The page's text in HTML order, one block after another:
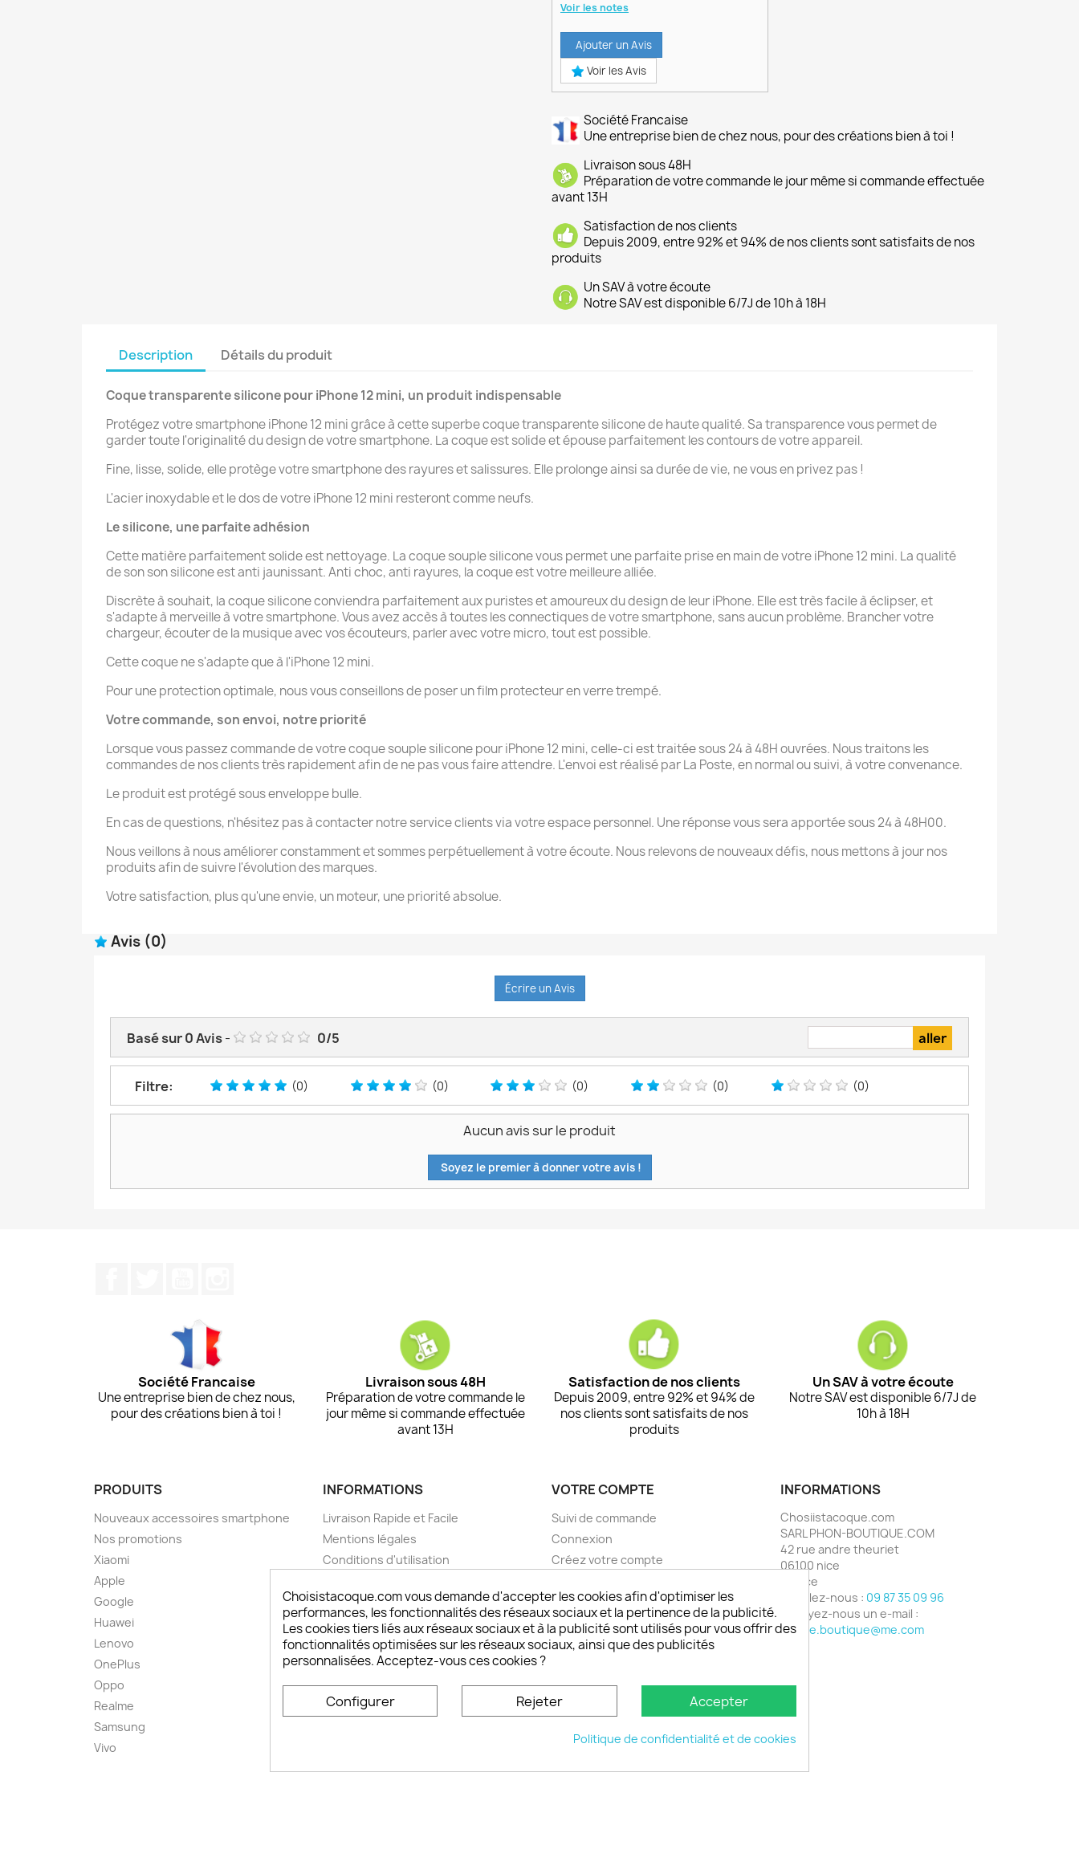
Voir les notes
Ajouter un Avis
Voir les Avis
Société Francaise
Une entreprise bien de chez nous, pour des créations bien à toi !
Livraison sous 48H
Préparation de votre commande le jour même si commande effectuée
avant 13H
Satisfaction de nos clients
Depuis 2009, entre 92% et 94% de nos clients sont satisfaits de nos
produits
Un SAV à votre écoute
Notre SAV est disponible 6/7J de 10h à 18H
Description Détails du produit
Coque transparente silicone pour iPhone 12 mini, un produit indispensable
Protégez votre smartphone iPhone 12 mini grâce à cette superbe coque transparente silicone de haute qualité. Sa transparence vous permet de
garder toute l'originalité du design de votre smartphone. La coque est solide et épouse parfaitement les contours de votre appareil.
Fine, lisse, solide, elle protège votre smartphone des rayures et salissures. Elle prolonge ainsi sa durée de vie, ne vous en privez pas !
L'acier inoxydable et le dos de votre iPhone 12 mini resteront comme neufs.
Le silicone, une parfaite adhésion
Cette matière parfaitement solide est nettoyage. La coque souple silicone vous permet une parfaite prise en main de votre iPhone 12 mini. La qualité
de son son silicone est anti jaunissant. Anti choc, anti rayures, la coque est votre meilleure alliée.
Discrète à souhait, la coque silicone conviendra parfaitement aux puristes et amoureux du design de leur iPhone. Elle est très facile à éclipser, et
s'adapte à merveille à votre smartphone. Vous avez accès à toutes les connectiques de votre smartphone, sans aucun problème. Brancher votre
chargeur, écouter de la musique avec vos écouteurs, parler avec votre micro, tout est possible.
Cette coque ne s'adapte que à l'iPhone 12 mini.
Pour une protection optimale, nous vous conseillons de poser un film protecteur en verre trempé.
Votre commande, son envoi, notre priorité
Lorsque vous passez commande de votre coque souple silicone pour iPhone 12 mini, celle-ci est traitée sous 24 à 48H ouvrées. Nous traitons les
commandes de nos clients très rapidement afin de ne pas vous faire attendre. L'envoi est réalisé par La Poste, en normal ou suivi, à votre convenance.
Le produit est protégé sous enveloppe bulle.
En cas de questions, n'hésitez pas à contacter notre service clients via votre espace personnel. Une réponse vous sera apportée sous 24 à 48H00.
Nous veillons à nous améliorer constamment et sommes perpétuellement à votre écoute. Nous relevons de nouveaux défis, nous mettons à jour nos
produits afin de suivre l'évolution des marques.
Votre satisfaction, plus qu'une envie, un moteur, une priorité absolue.
Avis (0)
Écrire un Avis
Basé sur0Avis- 0/5
Filtre: (0) (0) (0) (0) (0)
Aucun avis sur le produit
Soyez le premier à donner votre avis !
Société Francaise
Une entreprise bien de chez nous,
pour des créations bien à toi !
Livraison sous 48H
Préparation de votre commande le
jour même si commande effectuée
avant 13H
Satisfaction de nos clients
Depuis 2009, entre 92% et 94% de
nos clients sont satisfaits de nos
produits
Un SAV à votre écoute
Notre SAV est disponible 6/7J de
10h à 18H
PRODUITS
Nouveaux accessoires smartphone
Nos promotions
Xiaomi
Apple
Google
Huawei
Lenovo
OnePlus
Oppo
Realme
Samsung
Vivo
INFORMATIONS
Livraison Rapide et Facile
Mentions légales
Conditions d'utilisation
Paiement sécurisé choisistacoque
Retours et remboursements
Livraison DOM TOM et outremer
FAQ choisistacoque
Comment personnaliser son
smartphone
VOTRE COMPTE
Suivi de commande
Connexion
Créez votre compte
INFORMATIONS
Chosiistacoque.com
SARL PHON-BOUTIQUE.COM
42 rue andre theuriet
06100 nice
France
Appelez-nous : 09 87 35 09 96
Envoyez-nous un e-mail :
phone.boutique@me.com
© 2026 - choisistacoque.com
Choisistacoque.com vous demande d'accepter les cookies afin d'optimiser les
performances, les fonctionnalités des réseaux sociaux et la pertinence de la publicité.
Les cookies tiers liés aux réseaux sociaux et à la publicité sont utilisés pour vous offrir des
fonctionnalités optimisées sur les réseaux sociaux, ainsi que des publicités
personnalisées. Acceptez-vous ces cookies ?
Configurer Rejeter Accepter
Politique de confidentialité et de cookies